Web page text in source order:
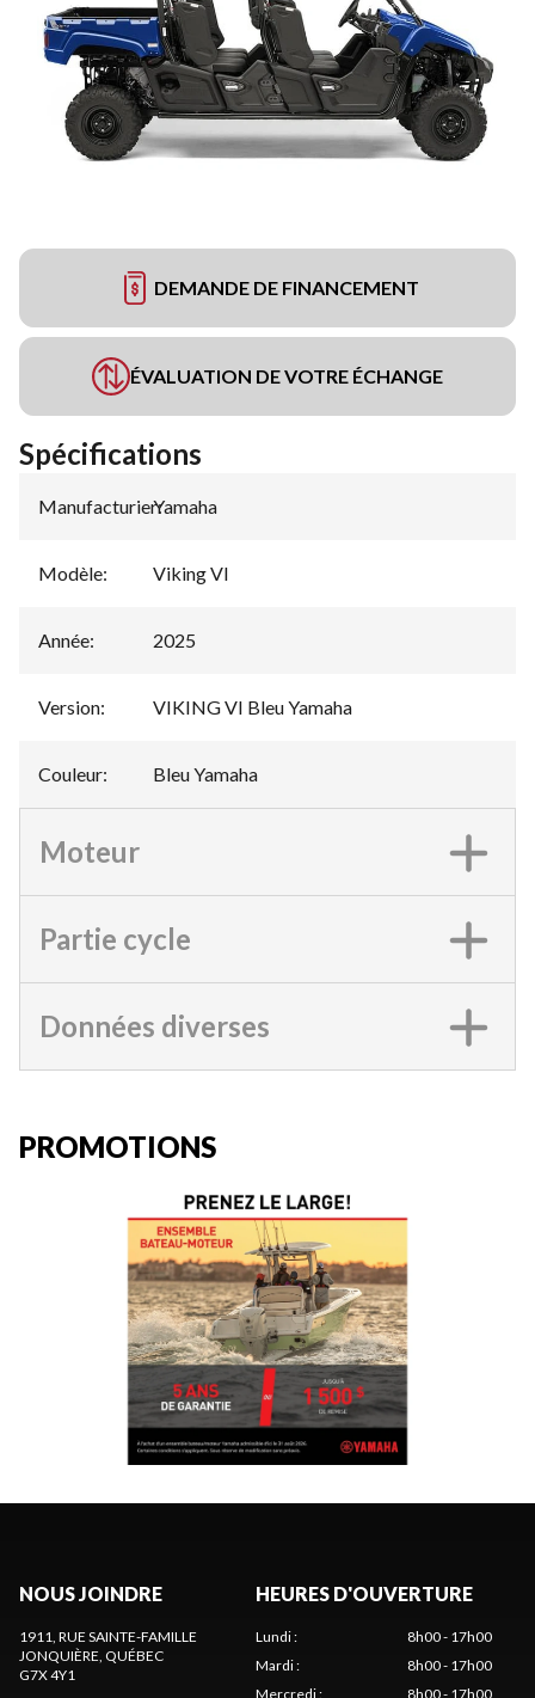
DEMANDE DE FINANCEMENT
ÉVALUATION DE VOTRE ÉCHANGE
Spécifications
Manufacturier:
Yamaha
Modèle: Viking VI
Année: 2025
Version: VIKING VI Bleu Yamaha
Couleur: Bleu Yamaha
Moteur
Partie cycle
Données diverses
PROMOTIONS
NOUS JOINDRE
1911, RUE SAINTE-FAMILLE
JONQUIÈRE, QUÉBEC
G7X 4Y1
HEURES D'OUVERTURE
Lundi:
8h00 - 17h00
Mardi:
8h00 - 17h00
Mercredi: 8h00 - 17h00